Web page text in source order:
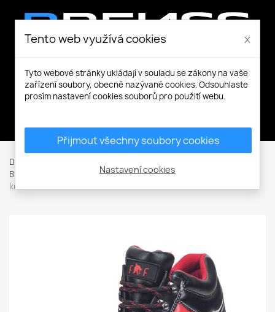
Domů
Bezpečnostní kotníková obuv se špicí (S)
kotník
Tento web využívá cookies x
Tyto webové stránky ukládají v souladu se zákony na vaše
zařízení soubory, obecně nazývané cookies. Odsouhlaste
prosím nastavení cookies souborů pro použití webu.
Přijmout všechny soubory cookies
Nastavení cookies